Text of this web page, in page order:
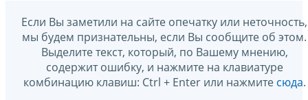
Если Вы заметили на сайте опечатку или неточность,
мы будем признательны, если Вы сообщите об этом.
Выделите текст, который, по Вашему мнению,
содержит ошибку, и нажмите на клавиатуре
комбинацию клавиш: Ctrl + Enter или нажмите сюда.